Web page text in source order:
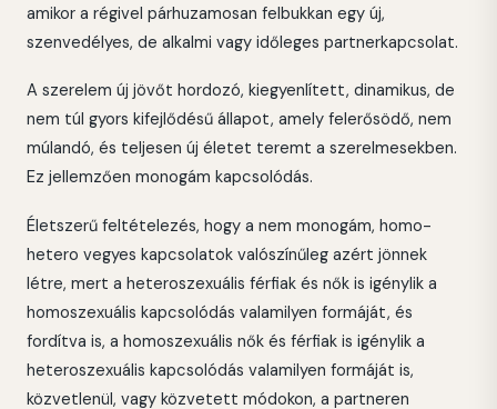
amikor a régivel párhuzamosan felbukkan egy új,
szenvedélyes, de alkalmi vagy időleges partnerkapcsolat.
A szerelem új jövőt hordozó, kiegyenlített, dinamikus, de
nem túl gyors kifejlődésű állapot, amely felerősödő, nem
múlandó, és teljesen új életet teremt a szerelmesekben.
Ez jellemzően monogám kapcsolódás.
Életszerű feltételezés, hogy a nem monogám, homo-
hetero vegyes kapcsolatok valószínűleg azért jönnek
létre, mert a heteroszexuális férfiak és nők is igénylik a
homoszexuális kapcsolódás valamilyen formáját, és
fordítva is, a homoszexuális nők és férfiak is igénylik a
heteroszexuális kapcsolódás valamilyen formáját is,
közvetlenül, vagy közvetett módokon, a partneren